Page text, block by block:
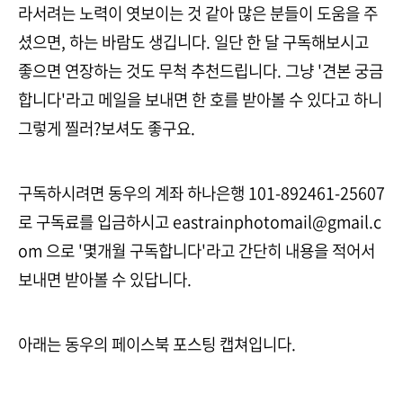
라서려는 노력이 엿보이는 것 같아 많은 분들이 도움을 주
셨으면, 하는 바람도 생깁니다. 일단 한 달 구독해보시고
좋으면 연장하는 것도 무척 추천드립니다. 그냥 '견본 궁금
합니다'라고 메일을 보내면 한 호를 받아볼 수 있다고 하니
그렇게 찔러?보셔도 좋구요.
구독하시려면 동우의 계좌 하나은행 101-892461-25607
로 구독료를 입금하시고 eastrainphotomail@gmail.c
om 으로 '몇개월 구독합니다'라고 간단히 내용을 적어서
보내면 받아볼 수 있답니다.
아래는 동우의 페이스북 포스팅 캡쳐입니다.